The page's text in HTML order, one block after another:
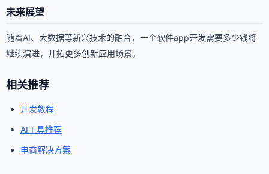
未来展望
随着AI、大数据等新兴技术的融合，一个软件app开发需要多少钱将
继续演进，开拓更多创新应用场景。
相关推荐
开发教程
AI工具推荐
电商解决方案